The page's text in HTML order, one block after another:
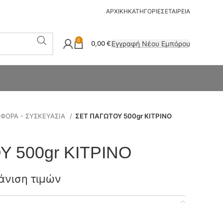
ΑΡΧΙΚΗΚΑΤΗΓΟΡΙΕΣΕΤΑΙΡΕΙΑ
0 0,00€Εγγραφή Νέου Εμπόρου
- ΣΥΣΚΕΥΑΣΙΑ ΣΕΤ ΠΑΓΩΤΟΥ 500gr ΚΙΤΡΙΝΟ
500gr ΚΙΤΡΙΝΟ
τιμών